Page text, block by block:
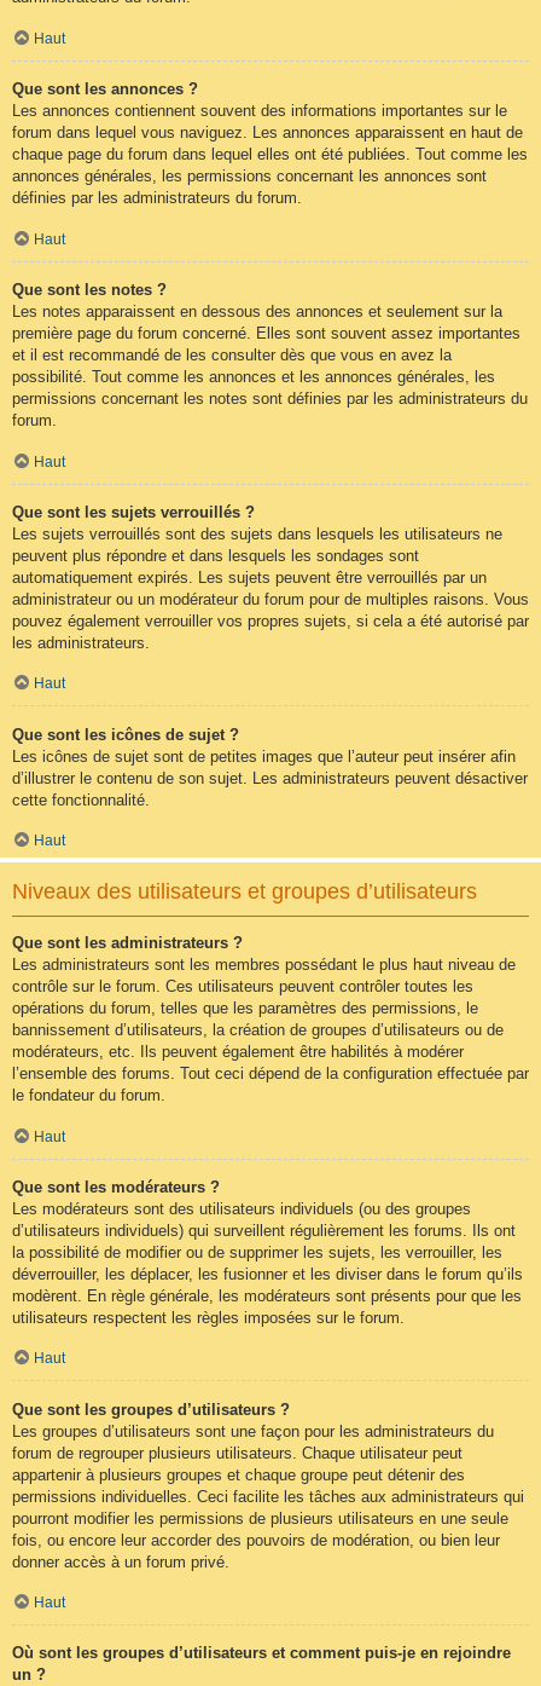
Haut
Que sont les annonces ?
Les annonces contiennent souvent des informations importantes sur le
forum dans lequel vous naviguez. Les annonces apparaissent en haut de
chaque page du forum dans lequel elles ont été publiées. Tout comme les
annonces générales, les permissions concernant les annonces sont
définies par les administrateurs du forum.
Haut
Que sont les notes ?
Les notes apparaissent en dessous des annonces et seulement sur la
première page du forum concerné. Elles sont souvent assez importantes
et il est recommandé de les consulter dès que vous en avez la
possibilité. Tout comme les annonces et les annonces générales, les
permissions concernant les notes sont définies par les administrateurs du
forum.
Haut
Que sont les sujets verrouillés ?
Les sujets verrouillés sont des sujets dans lesquels les utilisateurs ne
peuvent plus répondre et dans lesquels les sondages sont
automatiquement expirés. Les sujets peuvent être verrouillés par un
administrateur ou un modérateur du forum pour de multiples raisons. Vous
pouvez également verrouiller vos propres sujets, si cela a été autorisé par
les administrateurs.
Haut
Que sont les icônes de sujet ?
Les icônes de sujet sont de petites images que l’auteur peut insérer afin
d’illustrer le contenu de son sujet. Les administrateurs peuvent désactiver
cette fonctionnalité.
Haut
Niveaux des utilisateurs et groupes d’utilisateurs
Que sont les administrateurs ?
Les administrateurs sont les membres possédant le plus haut niveau de
contrôle sur le forum. Ces utilisateurs peuvent contrôler toutes les
opérations du forum, telles que les paramètres des permissions, le
bannissement d’utilisateurs, la création de groupes d’utilisateurs ou de
modérateurs, etc. Ils peuvent également être habilités à modérer
l’ensemble des forums. Tout ceci dépend de la configuration effectuée par
le fondateur du forum.
Haut
Que sont les modérateurs ?
Les modérateurs sont des utilisateurs individuels (ou des groupes
d’utilisateurs individuels) qui surveillent régulièrement les forums. Ils ont
la possibilité de modifier ou de supprimer les sujets, les verrouiller, les
déverrouiller, les déplacer, les fusionner et les diviser dans le forum qu’ils
modèrent. En règle générale, les modérateurs sont présents pour que les
utilisateurs respectent les règles imposées sur le forum.
Haut
Que sont les groupes d’utilisateurs ?
Les groupes d’utilisateurs sont une façon pour les administrateurs du
forum de regrouper plusieurs utilisateurs. Chaque utilisateur peut
appartenir à plusieurs groupes et chaque groupe peut détenir des
permissions individuelles. Ceci facilite les tâches aux administrateurs qui
pourront modifier les permissions de plusieurs utilisateurs en une seule
fois, ou encore leur accorder des pouvoirs de modération, ou bien leur
donner accès à un forum privé.
Haut
Où sont les groupes d’utilisateurs et comment puis-je en rejoindre
un ?